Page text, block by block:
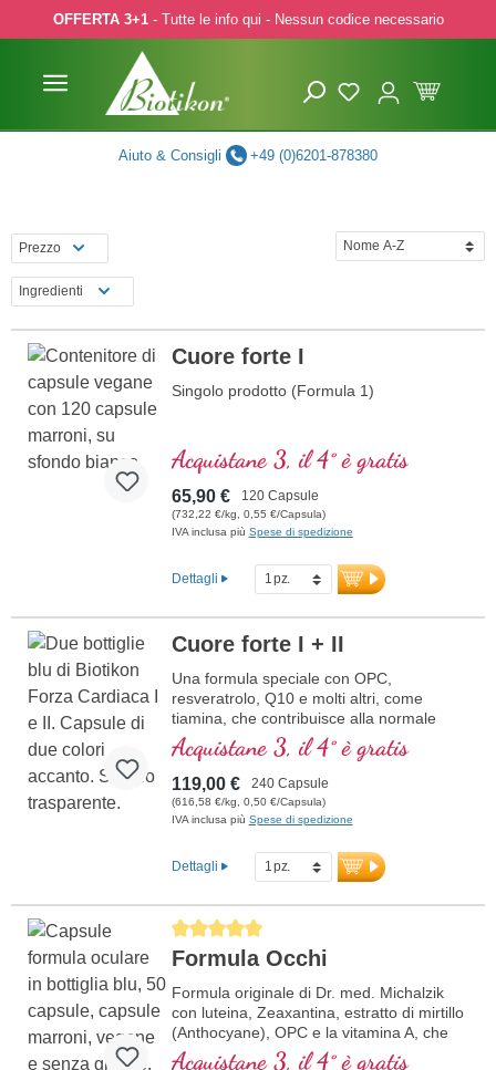
to main content
Skip to search
Skip to main navigation
OFFERTA 3+1- Tutte le info qui - Nessun codice necessario
Aiuto & Consigli +49 (0)6201-878380
Prezzo
Ingredienti
Cuore forte I
Singolo prodotto (Formula 1)
Acquistane 3, il 4° è gratis
65,90 € 120 Capsule
(732,22 €/kg, 0,55 €/Capsula)
IVA inclusa più Spese di spedizione
Dettagli
Cuore forte I + II
Una formula speciale con OPC,
resveratrolo, Q10 e molti altri, come
tiamina, che contribuisce alla normale
funzione cardiaca. (Formula 1 e Formula
2)
Acquistane 3, il 4° è gratis
119,00 € 240 Capsule
(616,58 €/kg, 0,50 €/Capsula)
IVA inclusa più Spese di spedizione
Dettagli
Average rating of 5 out of 5 stars
Formula Occhi
Formula originale di Dr. med. Michalzik
con luteina, Zeaxantina, estratto di mirtillo
(Anthocyane), OPC e la vitamina A, che
contribuisce al mantenimento della
Acquistane 3, il 4° è gratis